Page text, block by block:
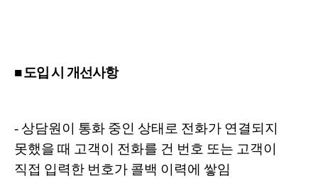
■ 도입 시 개선사항
- 상담원이 통화 중인 상태로 전화가 연결되지
못했을 때 고객이 전화를 건 번호 또는 고객이
직접 입력한 번호가 콜백 이력에 쌓임